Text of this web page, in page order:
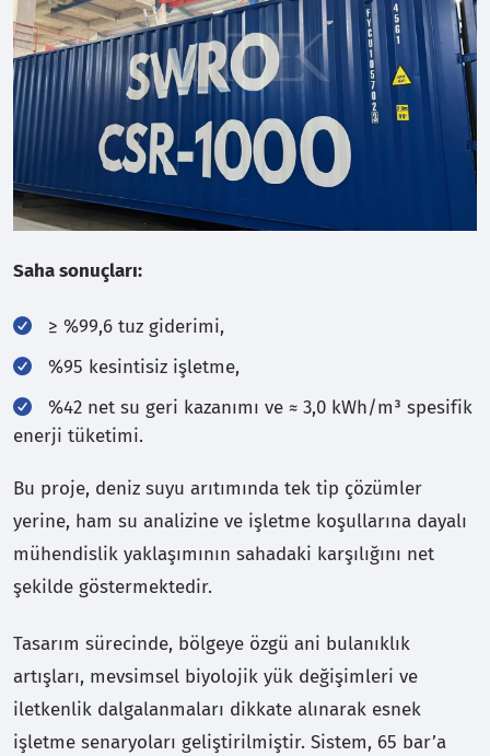
Saha sonuçları:
≥ %99,6 tuz giderimi,
%95 kesintisiz işletme,
%42 net su geri kazanımı ve ≈ 3,0 kWh/m³ spesifik
enerji tüketimi.
Bu proje, deniz suyu arıtımında tek tip çözümler
yerine, ham su analizine ve işletme koşullarına dayalı
mühendislik yaklaşımının sahadaki karşılığını net
şekilde göstermektedir.
Tasarım sürecinde, bölgeye özgü ani bulanıklık
artışları, mevsimsel biyolojik yük değişimleri ve
iletkenlik dalgalanmaları dikkate alınarak esnek
işletme senaryoları geliştirilmiştir. Sistem, 65 bar’a